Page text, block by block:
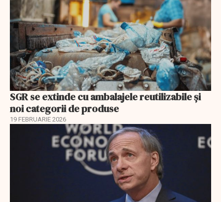
SGR se extinde cu ambalajele reutilizabile și
noi categorii de produse
19 FEBRUARIE 2026